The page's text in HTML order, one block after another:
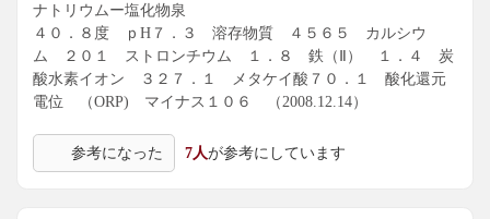
ナトリウムー塩化物泉
４０．８度 ｐH７．３ 溶存物質 ４５６５ カルシウ
ム ２０１ ストロンチウム １．８ 鉄（Ⅱ） １．４ 炭
酸水素イオン ３２７．１ メタケイ酸７０．１ 酸化還元
電位 （ORP) マイナス１０６ （2008.12.14）
参考になった 7人が参考にしています